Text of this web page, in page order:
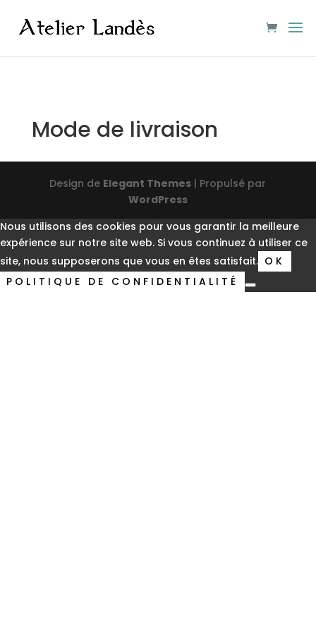
Mode de livraison
Design de Elegant Themes | Propulsé par
WordPress
Nous utilisons des cookies pour vous garantir la meilleure
expérience sur notre site web. Si vous continuez à utiliser ce
site, nous supposerons que vous en êtes satisfait. OK
POLITIQUE DE CONFIDENTIALITÉ